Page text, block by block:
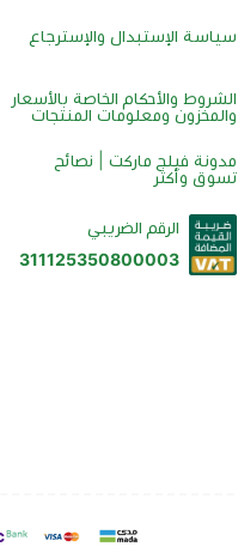
سياسة الإستبدال والإسترجاع
الشروط والأحكام الخاصة بالأسعار
والمخزون ومعلومات المنتجات
مدونة فيلج ماركت | نصائح
تسوق وأكثر
الرقم الضريبي
311125350800003